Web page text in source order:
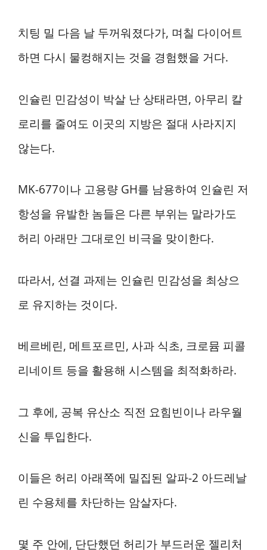
치팅 밀 다음 날 두꺼워졌다가, 며칠 다이어트
하면 다시 물컹해지는 것을 경험했을 거다.
인슐린 민감성이 박살 난 상태라면, 아무리 칼
로리를 줄여도 이곳의 지방은 절대 사라지지
않는다.
MK-677이나 고용량 GH를 남용하여 인슐린 저
항성을 유발한 놈들은 다른 부위는 말라가도
허리 아래만 그대로인 비극을 맞이한다.
따라서, 선결 과제는 인슐린 민감성을 최상으
로 유지하는 것이다.
베르베린, 메트포르민, 사과 식초, 크로뮴 피콜
리네이트 등을 활용해 시스템을 최적화하라.
그 후에, 공복 유산소 직전 요힘빈이나 라우월
신을 투입한다.
이들은 허리 아래쪽에 밀집된 알파-2 아드레날
린 수용체를 차단하는 암살자다.
몇 주 안에, 단단했던 허리가 부드러운 젤리처